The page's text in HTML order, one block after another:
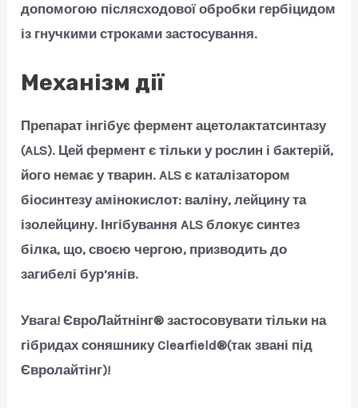
допомогою післясходової обробки гербіцидом
із гнучкими строками застосування.
Механізм дії
Препарат інгібує фермент ацетолактатсинтазу
(ALS). Цей фермент є тільки у рослин і бактерій,
його немає у тварин. ALS є каталізатором
біосинтезу амінокислот: валіну, лейцину та
ізолейцину. Інгібування ALS блокує синтез
білка, що, своєю чергою, призводить до
загибелі бур’янів.
Увага! ЄвроЛайтнінг® застосовувати тільки на
гібридах соняшнику Clearfield®(так звані під
Євролайтінг)!